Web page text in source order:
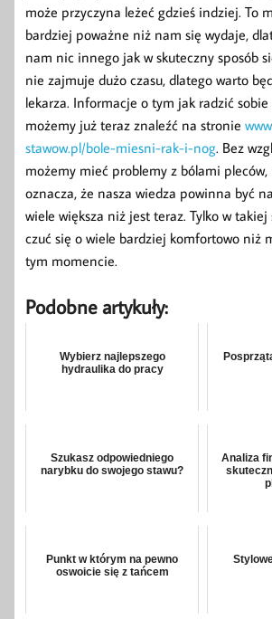
może przyczyna leżeć gdzieś indziej. To
bardziej poważne niż nam się wydaje,
nam nic innego jak w skuteczny sposób
nie zajmuje dużo czasu, dlatego warto
lekarza. Informacje o tym jak radzić
możemy już teraz znaleźć na stronie
stawow.pl/bole-miesni-rak-i-nog. Bez
możemy mieć problemy z bólami pleców,
oznacza, że nasza wiedza powinna być
wiele większa niż jest teraz. Tylko w
czuć się o wiele bardziej komfortowo niż
tym momencie.
Podobne artykuły:
Wybierz najlepszego
hydraulika do pracy
Szukasz odpowiedniego
narybku do swojego stawu?
Analiza
Punkt w którym na pewno
oswoicie się z tańcem